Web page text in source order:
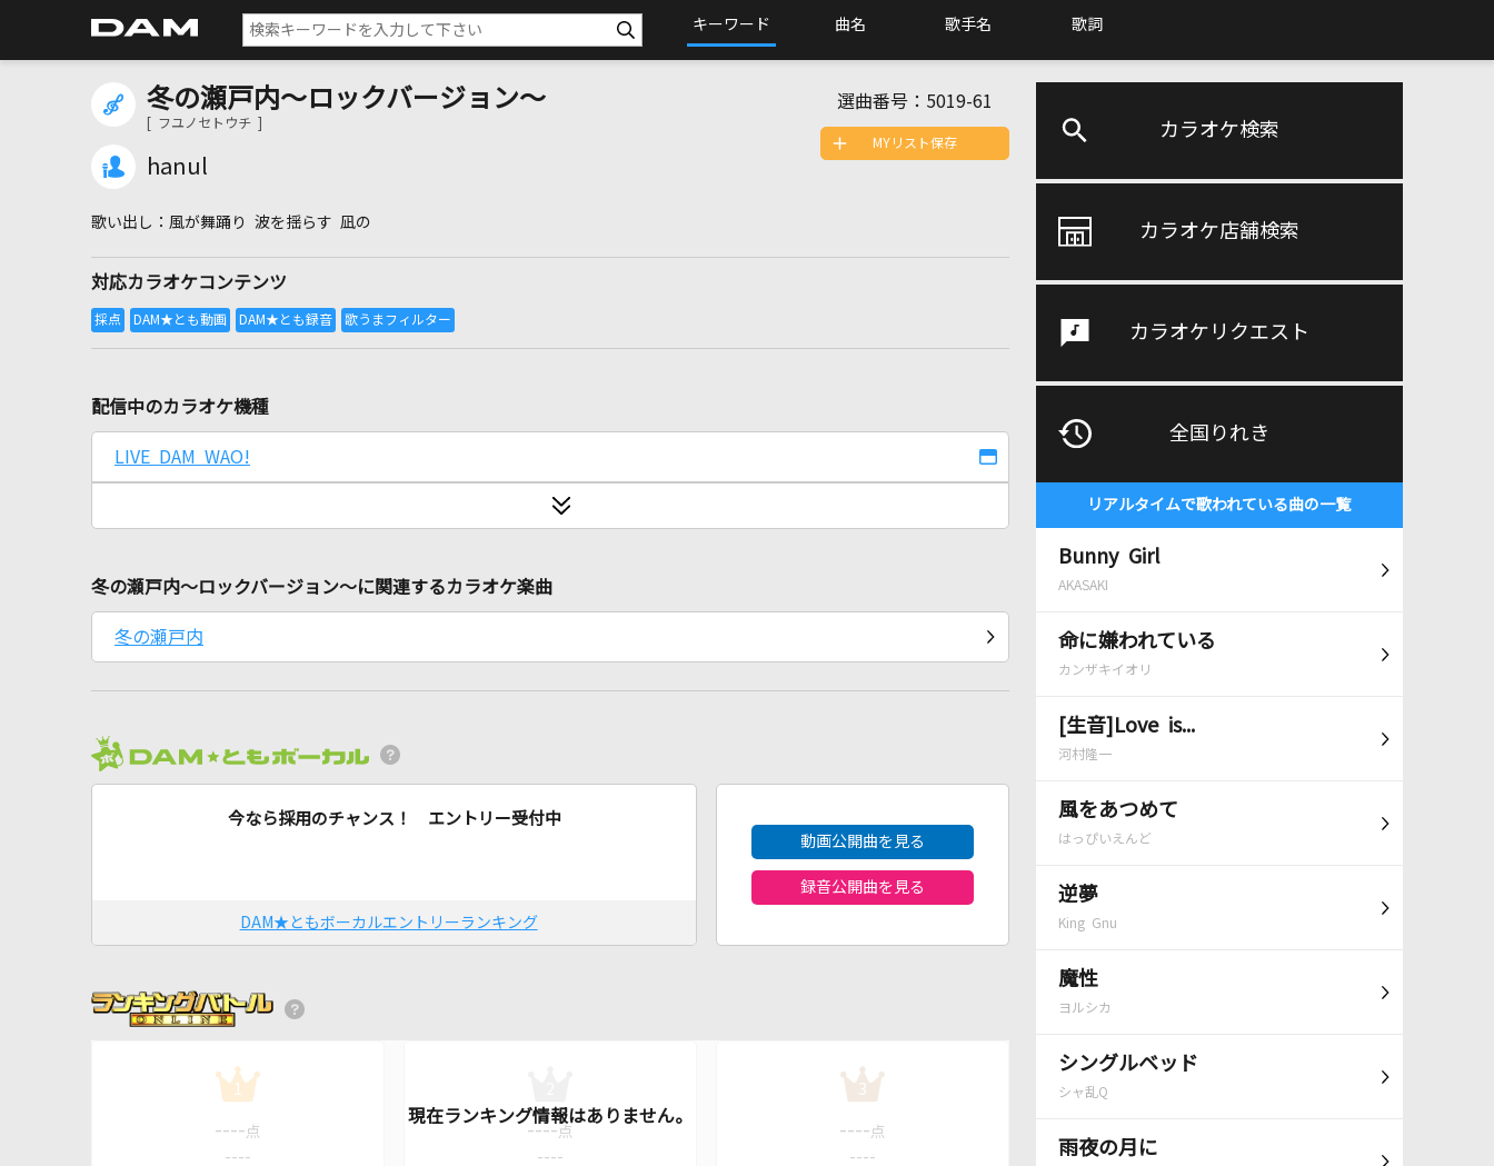
キーワード 曲名 歌手名 歌詞
カラオケ検索
カラオケ店舗検索
カラオケリクエスト
全国りれき
リアルタイムで歌われている曲の一覧
Bunny Girl
AKASAKI
命に嫌われている
カンザキイオリ
[生音]Love is...
河村隆一
風をあつめて
はっぴいえんど
逆夢
King Gnu
魔性
ヨルシカ
シングルベッド
シャ乱Q
雨夜の月に
冬の瀬戸内～ロックバージョン～
[ フユノセトウチ ]
hanul
選曲番号： 5019-61
風が舞踊り 波を揺らす 凪の
対応カラオケコンテンツ
MYリスト保存
配信中のカラオケ機種
LIVE DAM WAO!
冬の瀬戸内～ロックバージョン～に関連するカラオケ楽曲
冬の瀬戸内
今なら採用のチャンス！ エントリー受付中
DAM★ともボーカルエントリーランキング
動画公開曲を見る
録音公開曲を見る
1
---- 点
----
---- 点
----
3
---- 点
----